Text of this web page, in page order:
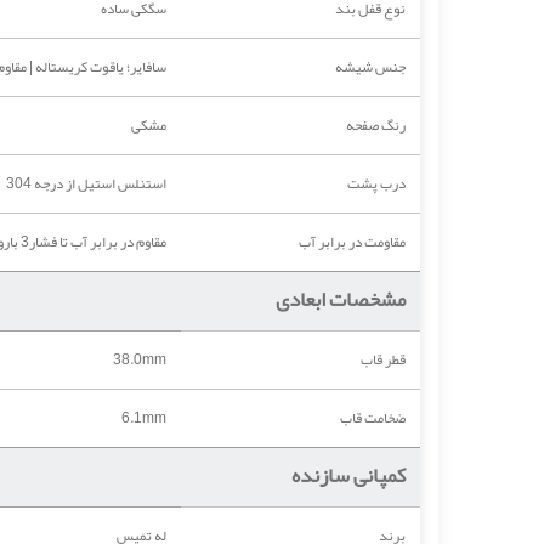
نوع قفل بند
سگکی ساده
جنس شیشه
سافایر؛ یاقوت کریستاله |
رنگ صفحه
مشکی
درب پشت
استنلس استیل از درجه 304
مقاومت در برابر آب
مقاوم در برابر آب تا فشار3 بارومتر (30 متر)
مشخصات ابعادی
قطر قاب
38.0mm
ضخامت قاب
6.1mm
کمپانی سازنده
برند
له تمپس